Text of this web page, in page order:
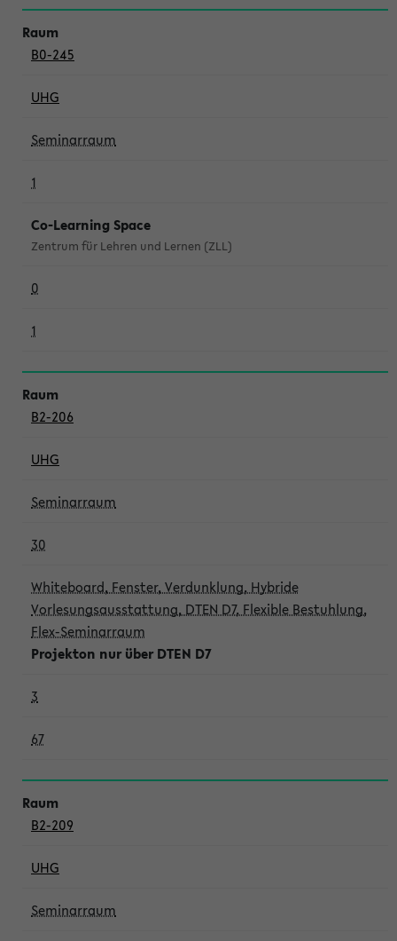
B0-245
UHG
Seminarraum
1
Co-Learning Space
Zentrum für Lehren und Lernen (ZLL)
0
1
B2-206
UHG
Seminarraum
30
Whiteboard, Fenster, Verdunklung, Hybride
Vorlesungsausstattung, DTEN D7, Flexible Bestuhlung,
Flex-Seminarraum
Projekton nur über DTEN D7
3
67
B2-209
UHG
Seminarraum